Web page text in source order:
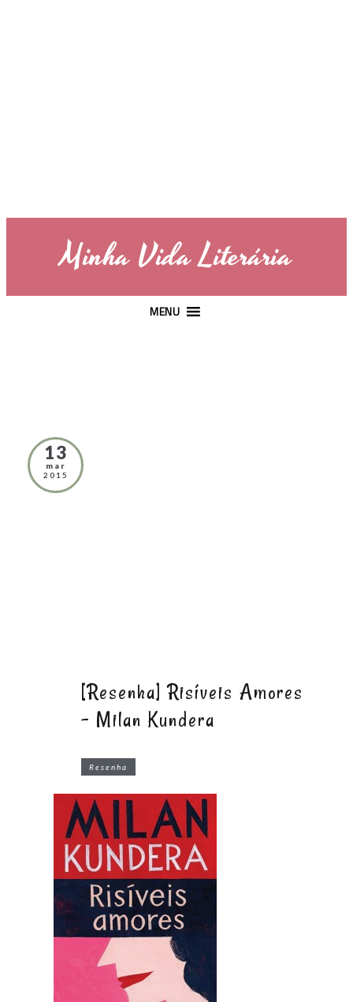
Minha Vida Literária
MENU
13
mar
2015
[Resenha] Risíveis Amores
– Milan Kundera
Resenha